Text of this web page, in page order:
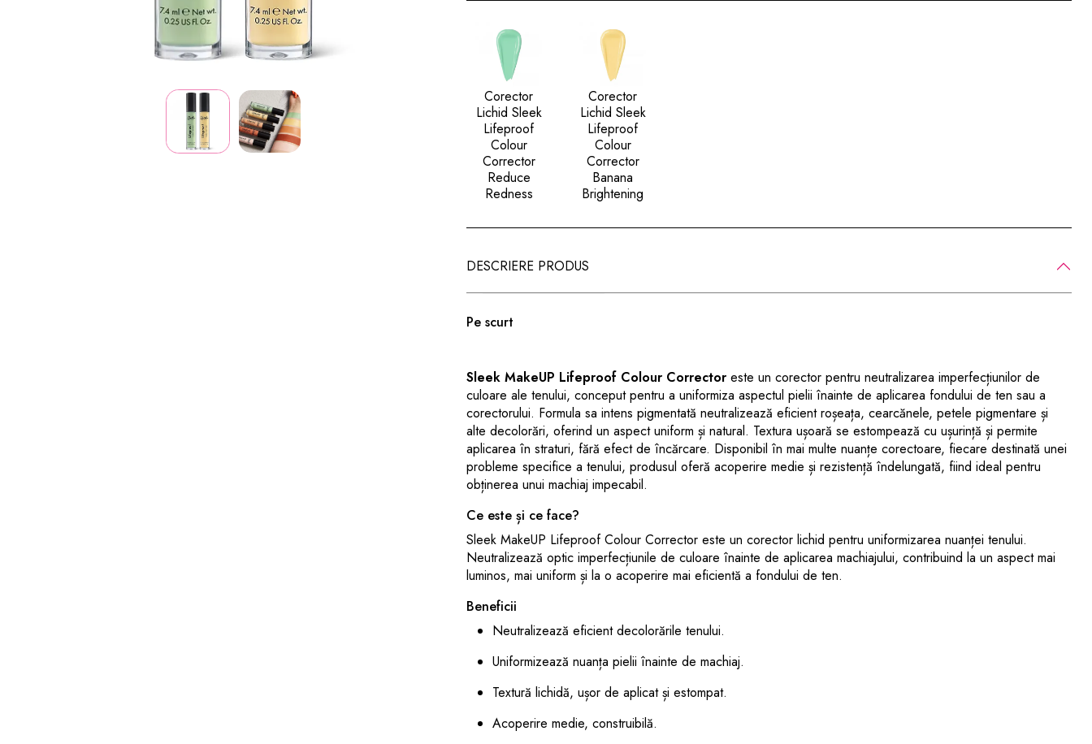
Corector
Lichid Sleek
Lifeproof
Colour
Corrector
Reduce
Redness
Corector
Lichid Sleek
Lifeproof
Colour
Corrector
Banana
Brightening
DESCRIERE PRODUS
Pe scurt
Sleek MakeUP Lifeproof Colour Corrector este un corector pentru neutralizarea imperfecțiunilor de
culoare ale tenului, conceput pentru a uniformiza aspectul pielii înainte de aplicarea fondului de ten sau a
corectorului. Formula sa intens pigmentată neutralizează eficient roșeața, cearcănele, petele pigmentare și
alte decolorări, oferind un aspect uniform și natural. Textura ușoară se estompează cu ușurință și permite
aplicarea în straturi, fără efect de încărcare. Disponibil în mai multe nuanțe corectoare, fiecare destinată unei
probleme specifice a tenului, produsul oferă acoperire medie și rezistență îndelungată, fiind ideal pentru
obținerea unui machiaj impecabil.
Ce este și ce face?
Sleek MakeUP Lifeproof Colour Corrector este un corector lichid pentru uniformizarea nuanței tenului.
Neutralizează optic imperfecțiunile de culoare înainte de aplicarea machiajului, contribuind la un aspect mai
luminos, mai uniform și la o acoperire mai eficientă a fondului de ten.
Beneficii
Neutralizează eficient decolorările tenului.
Uniformizează nuanța pielii înainte de machiaj.
Textură lichidă, ușor de aplicat și estompat.
Acoperire medie, construibilă.